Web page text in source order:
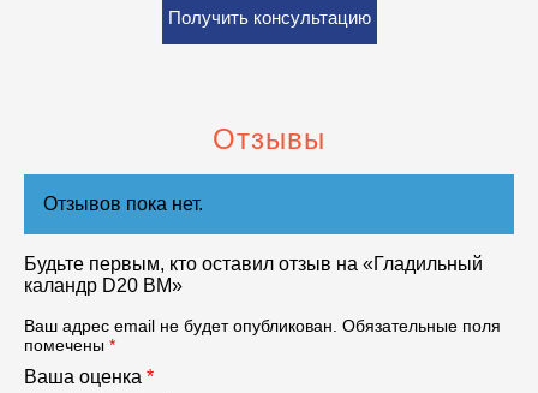
Получить консультацию
Отзывы
Отзывов пока нет.
Будьте первым, кто оставил отзыв на «Гладильный
каландр D20 BM»
Ваш адрес email не будет опубликован. Обязательные поля
помечены *
Ваша оценка *